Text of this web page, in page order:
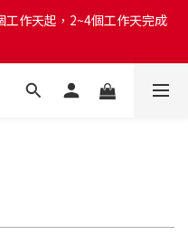
工作天起，2~4個工作天完成
工作天起，2~4個工作天完成
免運費